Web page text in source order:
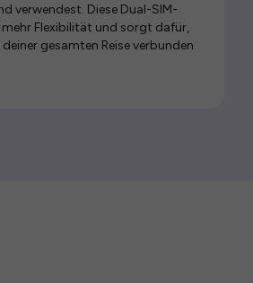
verwendest. Diese Dual-SIM-
Flexibilität und sorgt dafür,
gesamten Reise verbunden